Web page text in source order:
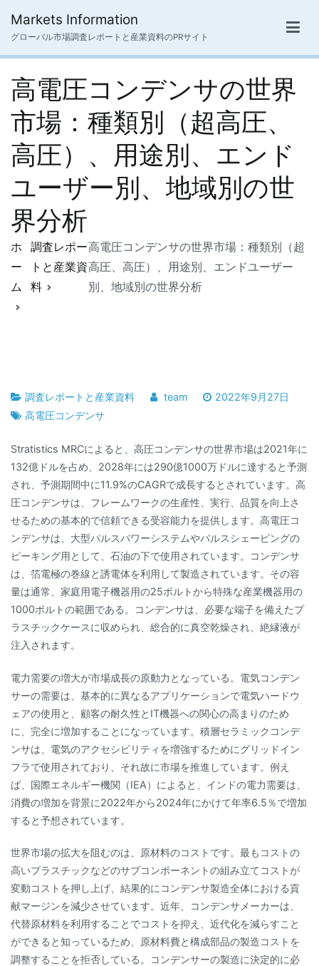
ス
Markets Information
グローバル市場調査レポートと産業資料のPRサイト
高電圧コンデンサの世界
市場：種類別（超高圧、
高圧）、用途別、エンド
ユーザー別、地域別の世
界分析
ホ
ー
ム
調査レポー
トと産業資
料
高電圧コンデンサの世界市場：種類別（超
高圧、高圧）、用途別、エンドユーザー
別、地域別の世界分析
調査レポートと産業資料 team
2022年9月27日
高電圧コンデンサ
Stratistics MRCによると、高圧コンデンサの世界市場は2021年に
132億ドルを占め、2028年には290億1000万ドルに達すると予測
され、予測期間中に11.9%のCAGRで成長するとされています。高
圧コンデンサは、フレームワークの生産性、実行、品質を向上さ
せるための基本的で信頼できる受容能力を提供します。高電圧コ
ンデンサは、大型パルスパワーシステムやパルスシェーピングの
ピーキング用として、石油の下で使用されています。コンデンサ
は、箔電極の巻線と誘電体を利用して製造されています。その容
量は通常、家庭用電子機器用の25ボルトから特殊な産業機器用の
1000ボルトの範囲である。コンデンサは、必要な端子を備えたプ
ラスチックケースに収められ、総合的に真空乾燥され、絶縁液が
注入されます。
電力需要の増大が市場成長の原動力となっている。電気コンデン
サーの需要は、基本的に異なるアプリケーションで電気ハードウ
ェアの使用と、顧客の耐久性とIT機器への関心の高まりのため
に、完全に増加することになっています。積層セラミックコンデ
ンサは、電気のアクセシビリティを増強するためにグリッドイン
フラで使用されており、それ故に市場を推進しています。例え
ば、国際エネルギー機関（IEA）によると、インドの電力需要は、
消費の増加を背景に2022年から2024年にかけて年率6.5％で増加
すると予想されています。
世界市場の拡大を阻むのは、原材料のコストです。最もコストの
高いプラスチックなどのサブコンポーネントの組み立てコストが
変動コストを押し上げ、結果的にコンデンサ製造全体における貢
献マージンを減少させています。近年、コンデンサメーカーは、
代替原材料を利用することでコストを抑え、近代化を減らすこと
ができると知っているため、原材料費と構成部品の製造コストを
調整することを拒否している。コンデンサーの製造に決定的に必